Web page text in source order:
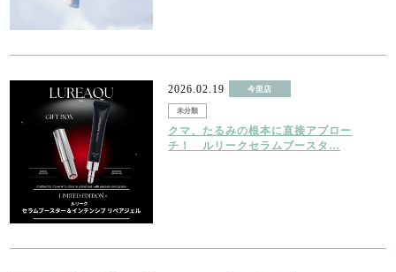
2026.02.19 今里店
未分類
クマ、たるみの根本に直接アプロー
チ！ ルリークセラムブースタ…